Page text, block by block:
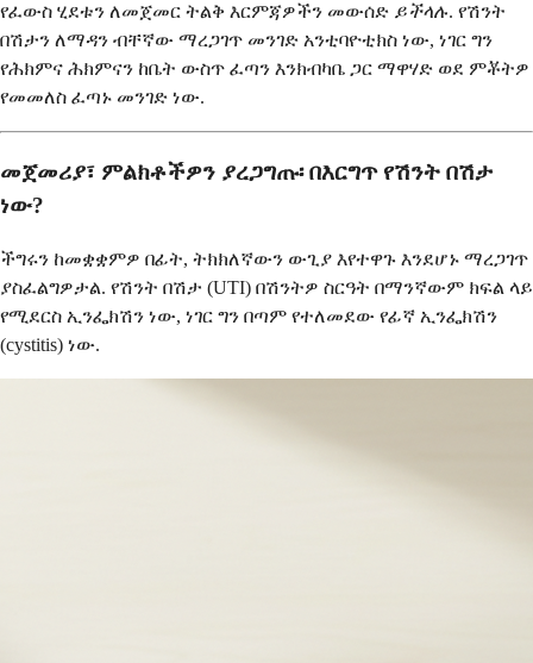
የፈውስ ሂደቱን ለመጀመር ትልቅ እርምጃዎችን መውሰድ ይችላሉ. የሽንት
በሽታን ለማዳን ብቸኛው ማረጋገጥ መንገድ አንቲባዮቲክስ ነው, ነገር ግን
የሕክምና ሕክምናን ከቤት ውስጥ ፈጣን እንክብካቤ ጋር ማዋሃድ ወደ ምቾትዎ
የመመለስ ፈጣኑ መንገድ ነው.
መጀመሪያ፣ ምልክቶችዎን ያረጋግጡ፡ በእርግጥ የሽንት በሽታ
ነው?
ችግሩን ከመቋቋምዎ በፊት, ትክክለኛውን ውጊያ እየተዋጉ እንደሆኑ ማረጋገጥ
ያስፈልግዎታል. የሽንት በሽታ (UTI) በሽንትዎ ስርዓት በማንኛውም ክፍል ላይ
የሚደርስ ኢንፌክሽን ነው, ነገር ግን በጣም የተለመደው የፊኛ ኢንፌክሽን
(cystitis) ነው.